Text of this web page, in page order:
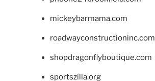
mickeybarmama.com
roadwayconstructioninc.com
shopdragonflyboutique.com
sportszilla.org